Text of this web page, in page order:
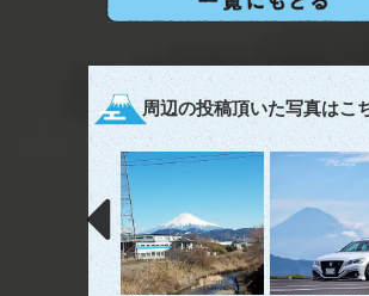
周辺の投稿頂いた写真はこ